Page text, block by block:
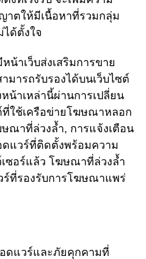
าตให้มีเนื้อหาที่รวมกลุ่ม
ด้ตั้งใจ
าเว็บส่งเสริมการขาย
มารถรับรองได้บนเว็บไซต์
น้าเหล่านี้ผ่านการเปลี่ยน
ที่ใช้เครือข่ายโฆษณาหลอก
ณาที่ล่วงล้ำ, การแจ้งเตือน
ดแวร์ที่ติดตั้งพร้อมความ
เซอร์แล้ว โฆษณาที่ล่วงล้ำ
ร์ที่รองรับการโฆษณาแพร่
ดแวร์และภัยคุกคามที่